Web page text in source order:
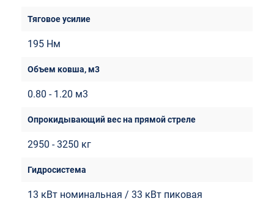
195 Нм
0.80 - 1.20 м3
2950 - 3250 кг
13 кВт номинальная / 33 кВт пиковая